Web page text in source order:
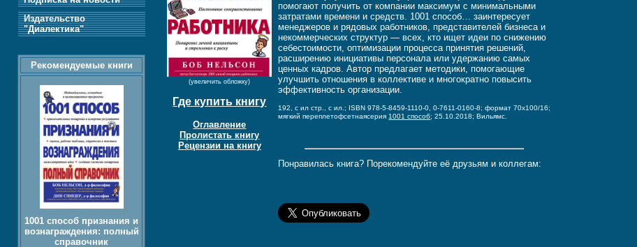
(увеличить обложку)
Где купить книгу
Оглавление
Пролистать книгу
Рецензии на книгу
помогают получить от компании максимум с минимальными
затратами времени и средств. 1001 способ… заинтересует
менеджеров и рядовых работников, представителей бизнеса и
некоммерческих структур — всех, кто ищет идеи по снижению
себестоимости, оптимизации процесса принятия решений,
расширению инициативы персонала или удержанию самых
ценных кадров. Автор предлагает методики, помогающие
улучшить отношения в коллективе и многократно повысить
эффективность организации.
192, c ил стр., с ил.; ISBN 978-5-8459-1110-0, 0-7611-0160-8;формат 70x100/16;
мягкий переплетофсетнаясерия1001 способ; 25.10.2018; Вильямс.
Понравилась книга? Порекомендуйте её друзьям и коллегам:
Издательство
"Диалектика"
Рекомендуемые книги
1001 способ признания и
вознаграждения: полный
справочник